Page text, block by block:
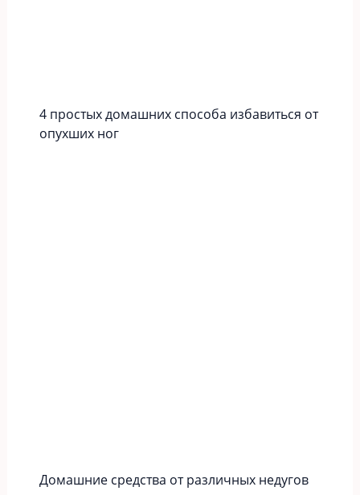
4 простых домашних способа избавиться от
опухших ног
Домашние средства от различных недугов